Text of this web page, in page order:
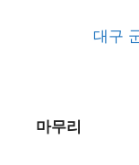
대구
마무리